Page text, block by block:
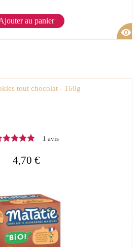
au panier
visibility
tout chocolat - 160g
1 avis
4,70 €